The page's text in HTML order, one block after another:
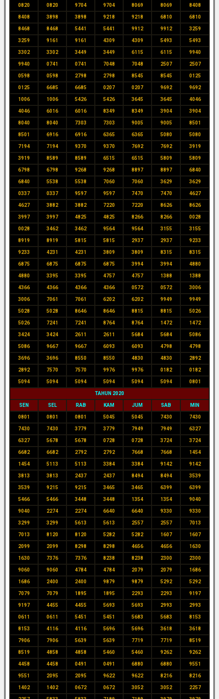
0820 0820 9704 9704 8069 8069 8408
8408 3898 3898 9218 9218 6810 6810
8468 8468 5441 5441 9912 9912 3259
3259 9161 9161 4309 4309 5493 5493
3302 3302 3449 3449 6115 6115 9940
9940 0741 0741 7048 7048 2507 2507
0598 0598 2798 2798 8545 8545 0125
0125 6685 6685 0207 0207 9692 9692
1006 1006 5426 5426 3645 3645 4046
4046 6016 6016 8349 8349 3904 3904
8040 8040 7303 7303 9005 9005 8501
8501 6916 6916 6365 6365 5080 5080
7194 7194 9370 9370 7692 7692 3919
3919 8589 8589 6515 6515 5809 5809
6798 6798 9268 9268 8897 8897 6840
6840 5538 5538 7060 7060 3629 3629
0337 0337 9597 9597 7470 7470 4627
4627 3882 3882 7220 7220 8626 8626
3997 3997 4825 4825 8266 8266 0028
0028 3462 3462 9564 9564 3155 3155
8919 8919 5815 5815 2937 2937 9233
9233 4231 4231 3809 3809 8315 8315
6875 6875 6875 6875 3994 3994 4880
4880 3395 3395 4757 4757 1388 1388
4366 4366 4366 4366 0572 0572 3006
3006 7061 7061 6202 6202 9949 9949
5028 5028 8646 8646 8815 8815 5026
5026 7241 7241 8764 8764 1472 1472
3424 3424 2611 2611 5684 5684 5086
5086 9667 9667 6093 6093 4798 4798
3696 3696 8550 8550 4830 4830 2892
2892 7570 7570 9976 9976 0182 0182
5094 5094 5094 5094 5094 5094 0801
TAHUN 2020
SEN SEL RAB KAM JUM SAB MIN
0801 0801 0801 5045 5045 7430 7430
7430 7430 3779 3779 7949 7949 6327
6327 5678 5678 0728 0728 3724 3724
6682 6682 2792 2792 7668 7668 1454
1454 5113 5113 3384 3384 9142 9142
3813 3813 2437 2437 8494 8494 3539
3539 9215 9215 3465 3465 6399 6399
5466 5466 3448 3448 1354 1354 9040
9040 2274 2274 6640 6640 9330 9330
3299 3299 5613 5613 2557 2557 7013
7013 8120 8120 5282 5282 1607 1607
2099 2099 8298 8298 4656 4656 1630
1630 7376 7376 8238 8238 2300 2300
9060 9060 4784 4784 2079 2079 1686
1686 2400 2400 9879 9879 5292 5292
7079 7079 1895 1895 2293 2293 9197
9197 4455 4455 5693 5693 2993 2993
0611 0611 5451 5451 5683 5683 8153
8153 4116 4116 5696 5696 3618 3618
7906 7906 5639 5639 7719 7719 8519
8519 4858 4858 5460 5460 9262 9262
4458 4458 0491 0491 6880 6880 9551
9551 2095 2095 9622 9622 8216 8216
1402 1402 0672 0672 3052 3052 2257